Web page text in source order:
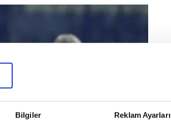
Bilgiler Reklam Ayarları